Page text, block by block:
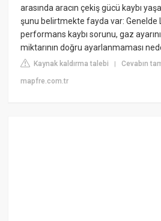
arasında aracın çekiş gücü kaybı
şunu belirtmekte fayda var: Genelde
performans kaybı sorunu, gaz
miktarının doğru ayarlanmaması
Kaynak kaldırma talebi |Cevabın
mapfre.com.tr